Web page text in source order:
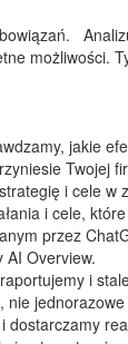
możliwości.
jakie
Twojej
i cele w
i cele,
przez
AI Overview.
i
nie
dostarczamy